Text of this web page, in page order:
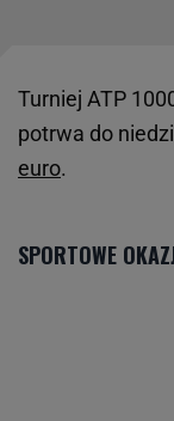
Turniej ATP
potrwa do
euro.